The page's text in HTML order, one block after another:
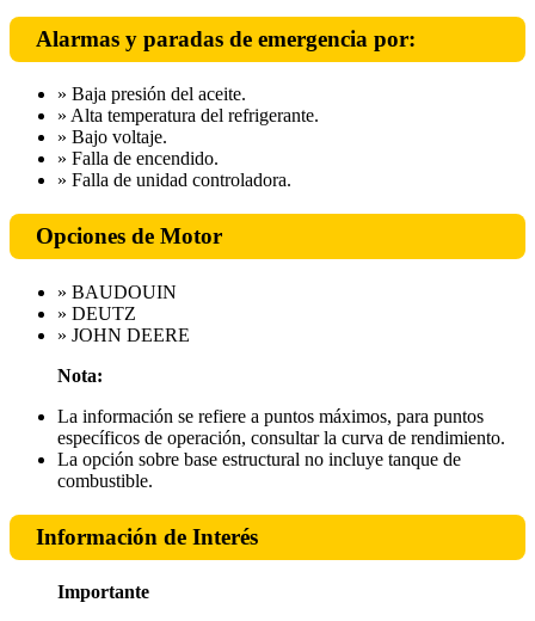
Alarmas y paradas de emergencia por:
» Baja presión del aceite.
» Alta temperatura del refrigerante.
» Bajo voltaje.
» Falla de encendido.
» Falla de unidad controladora.
Opciones de Motor
» BAUDOUIN
» DEUTZ
» JOHN DEERE
Nota:
La información se refiere a puntos máximos, para puntos
específicos de operación, consultar la curva de rendimiento.
La opción sobre base estructural no incluye tanque de
combustible.
Información de Interés
Importante